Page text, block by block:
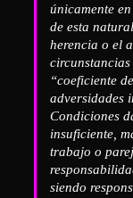
únicamente
de esta
herencia o el
“coeficiente
adversidades
Condiciones
insuficiente,
trabajo o
siendo